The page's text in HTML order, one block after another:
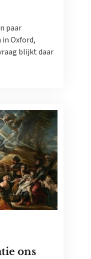
paar
Oxford,
blijkt daar
ons